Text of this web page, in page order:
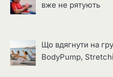
вже не рятують
Що вдягнути на
BodyPump,